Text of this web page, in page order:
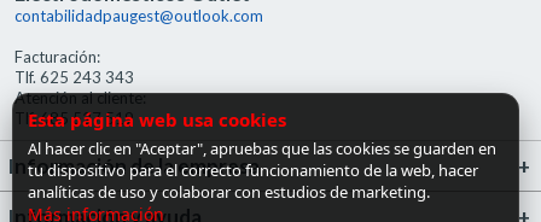
contabilidadpaugest@outlook.com
Facturación:
Tlf. 625 243 343
Atención al cliente:
Tlf. 685 527 519
Información de la empresa
Información y ayuda
Esta página web usa cookies
Al hacer clic en "Aceptar", apruebas que las cookies se guarden en
tu dispositivo para el correcto funcionamiento de la web, hacer
analíticas de uso y colaborar con estudios de marketing.
Más información